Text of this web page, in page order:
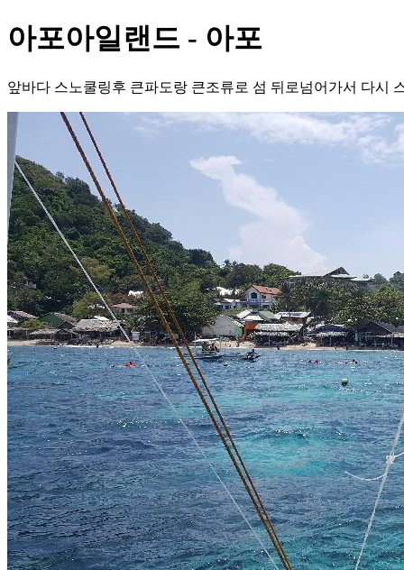
아포아일랜드 - 아포
앞바다 스노쿨링후 큰파도랑 큰조류로 섬 뒤로넘어가서 다시